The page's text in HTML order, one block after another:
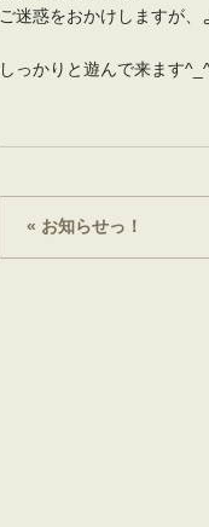
ご迷惑をおかけしますが、
しっかりと遊んで来ます
« お知らせっ！